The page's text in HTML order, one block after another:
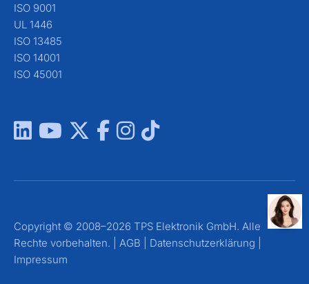
ISO 9001
UL 1446
ISO 13485
ISO 14001
ISO 45001
Copyright © 2008–2026 TPS Elektronik GmbH. Alle
Rechte vorbehalten. | AGB Datenschutzerklärung
Impressum